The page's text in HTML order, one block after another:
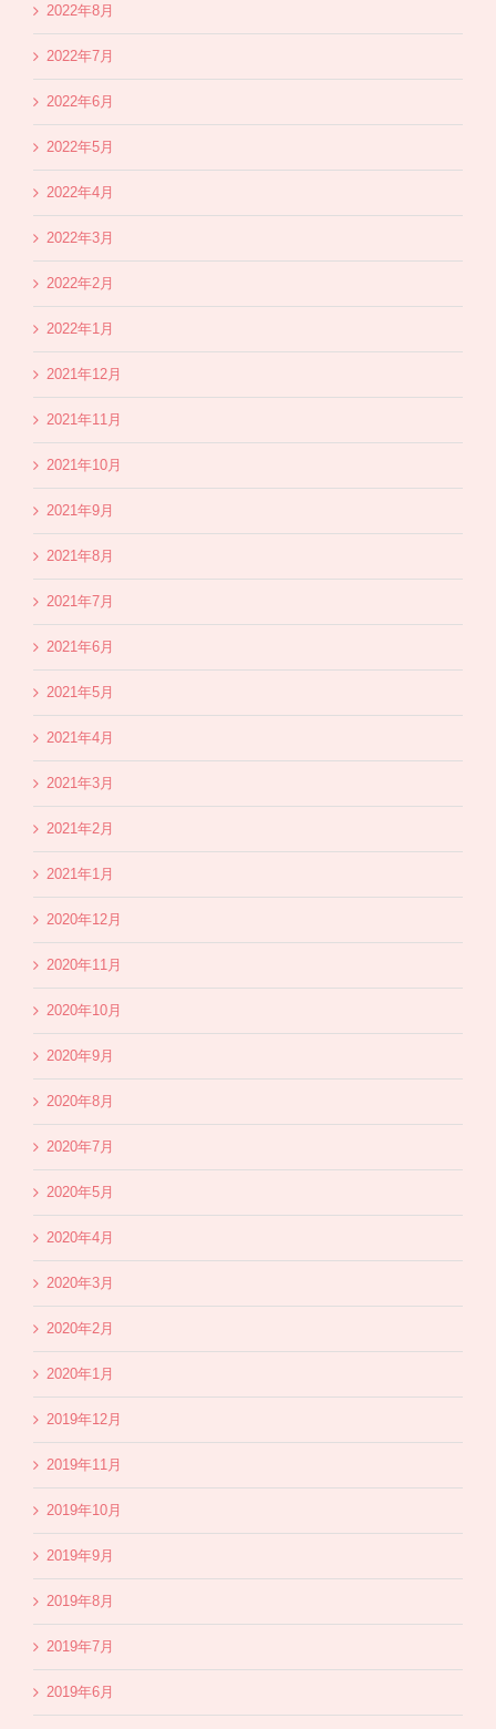
2022年8月
2022年7月
2022年6月
2022年5月
2022年4月
2022年3月
2022年2月
2022年1月
2021年12月
2021年11月
2021年10月
2021年9月
2021年8月
2021年7月
2021年6月
2021年5月
2021年4月
2021年3月
2021年2月
2021年1月
2020年12月
2020年11月
2020年10月
2020年9月
2020年8月
2020年7月
2020年5月
2020年4月
2020年3月
2020年2月
2020年1月
2019年12月
2019年11月
2019年10月
2019年9月
2019年8月
2019年7月
2019年6月